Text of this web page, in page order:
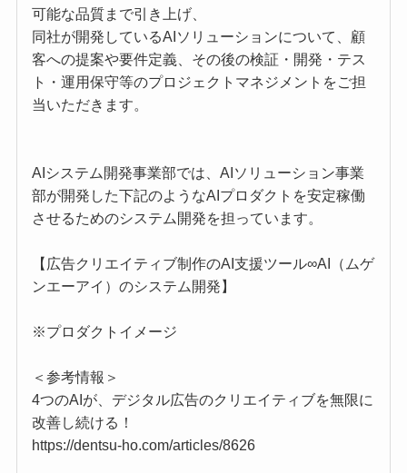
可能な品質まで引き上げ、
同社が開発しているAIソリューションについて、顧
客への提案や要件定義、その後の検証・開発・テス
ト・運用保守等のプロジェクトマネジメントをご担
当いただきます。
AIシステム開発事業部では、AIソリューション事業
部が開発した下記のようなAIプロダクトを安定稼働
させるためのシステム開発を担っています。
【広告クリエイティブ制作のAI支援ツール∞AI（ムゲ
ンエーアイ）のシステム開発】
※プロダクトイメージ
＜参考情報＞
4つのAIが、デジタル広告のクリエイティブを無限に
改善し続ける！
https://dentsu-ho.com/articles/8626